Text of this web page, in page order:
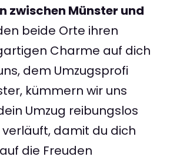
zwischen Münster und
beide Orte ihren
Charme auf dich
dem Umzugsprofi
kümmern wir uns
Umzug reibungslos
damit du dich
die Freuden